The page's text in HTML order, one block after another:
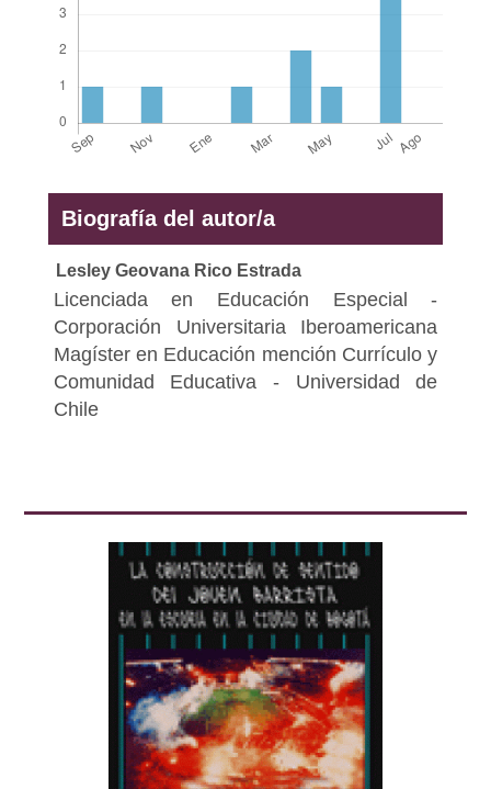
Biografía del autor/a
Lesley Geovana Rico Estrada
Licenciada en Educación Especial -
Corporación Universitaria Iberoamericana
Magíster en Educación mención Currículo y
Comunidad Educativa - Universidad de
Chile